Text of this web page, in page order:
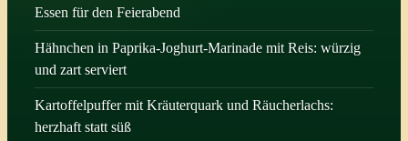
Essen für den Feierabend
Hähnchen in Paprika-Joghurt-Marinade mit Reis: würzig
und zart serviert
Kartoffelpuffer mit Kräuterquark und Räucherlachs:
herzhaft statt süß